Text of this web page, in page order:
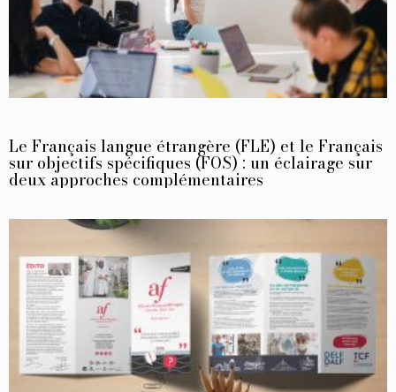
Le Français langue étrangère (FLE) et le Français
sur objectifs spécifiques (FOS) : un éclairage sur
deux approches complémentaires